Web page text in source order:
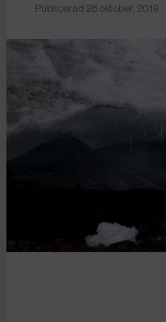
Publicerad 28 oktober, 2019